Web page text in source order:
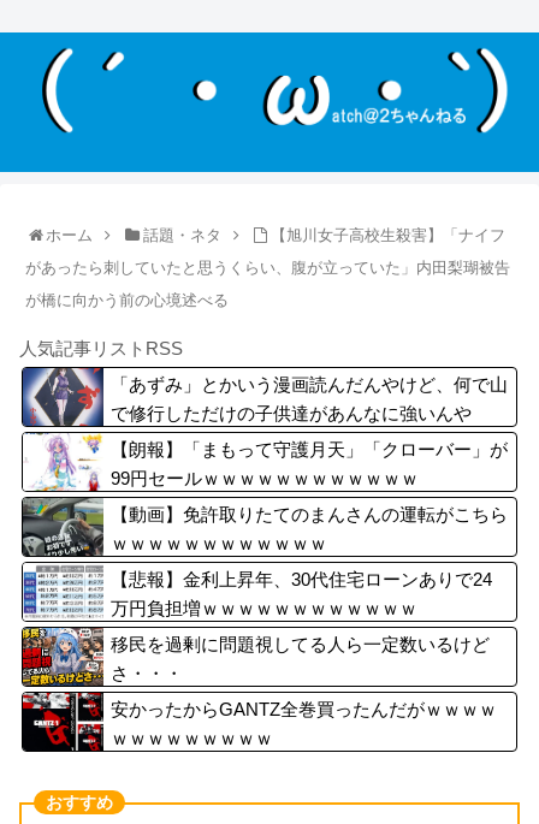
ホーム 話題・ネタ
【旭川女子高校生殺害】「ナイフ
があったら刺していたと思うくらい、腹が立っていた」内田梨瑚被告
が橋に向かう前の心境述べる
人気記事リストRSS
「あずみ」とかいう漫画読んだんやけど、何で山
で修行しただけの子供達があんなに強いんや
【朗報】「まもって守護月天」「クローバー」が
99円セールｗｗｗｗｗｗｗｗｗｗｗｗ
【動画】免許取りたてのまんさんの運転がこちら
ｗｗｗｗｗｗｗｗｗｗｗｗ
【悲報】金利上昇年、30代住宅ローンありで24
万円負担増ｗｗｗｗｗｗｗｗｗｗｗｗ
移民を過剰に問題視してる人ら一定数いるけど
さ・・・
安かったからGANTZ全巻買ったんだがｗｗｗｗ
ｗｗｗｗｗｗｗｗｗ